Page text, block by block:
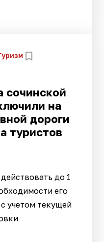
сочинской
на
дороги
туристов
до 1
его
учетом текущей